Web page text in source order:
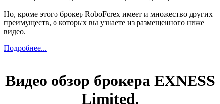
Но, кроме этого брокер RoboForex имеет и множество других
преимуществ, о которых вы узнаете из размещенного ниже
видео.
Подробнее...
Видео обзор брокера EXNESS
Limited.